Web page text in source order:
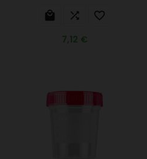
  
7,12 €